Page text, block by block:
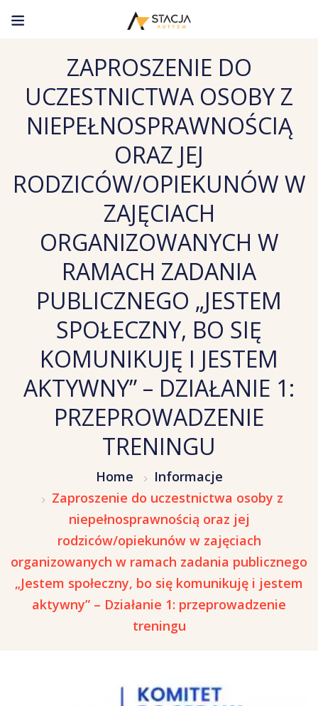
ZAPROSZENIE DO
UCZESTNICTWA OSOBY Z
NIEPEŁNOSPRAWNOŚCIĄ
ORAZ JEJ
RODZICÓW/OPIEKUNÓW W
ZAJĘCIACH
ORGANIZOWANYCH W
RAMACH ZADANIA
PUBLICZNEGO „JESTEM
SPOŁECZNY, BO SIĘ
KOMUNIKUJĘ I JESTEM
AKTYWNY” – DZIAŁANIE 1:
PRZEPROWADZENIE
TRENINGU
Home
Informacje
Zaproszenie do uczestnictwa osoby z
niepełnosprawnością oraz jej
rodziców/opiekunów w zajęciach
organizowanych w ramach zadania publicznego
„Jestem społeczny, bo się komunikuję i jestem
aktywny” – Działanie 1: przeprowadzenie
treningu